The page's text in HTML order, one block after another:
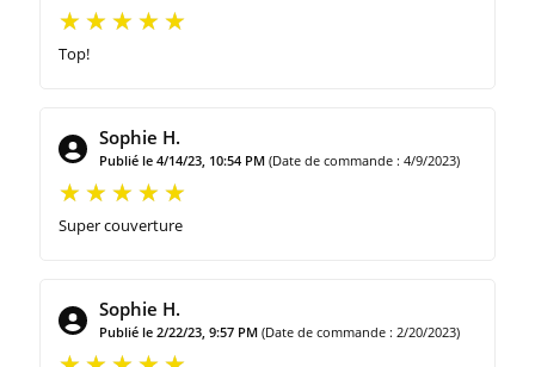
Top!
Sophie H.
Publié le 4/14/23, 10:54 PM (Date de commande : 4/9/2023)
Super couverture
Sophie H.
Publié le 2/22/23, 9:57 PM (Date de commande : 2/20/2023)